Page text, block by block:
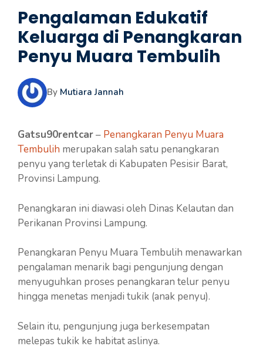
Pengalaman Edukatif
Keluarga di Penangkaran
Penyu Muara Tembulih
By Mutiara Jannah
Gatsu90rentcar– Penangkaran Penyu Muara
Tembulih merupakan salah satu penangkaran
penyu yang terletak di Kabupaten Pesisir Barat,
Provinsi Lampung.
Penangkaran ini diawasi oleh Dinas Kelautan dan
Perikanan Provinsi Lampung.
Penangkaran Penyu Muara Tembulih menawarkan
pengalaman menarik bagi pengunjung dengan
menyuguhkan proses penangkaran telur penyu
hingga menetas menjadi tukik (anak penyu).
Selain itu, pengunjung juga berkesempatan
melepas tukik ke habitat aslinya.